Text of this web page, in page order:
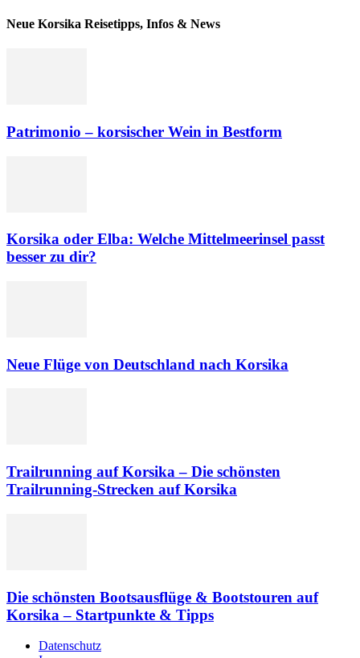
Neue Korsika Reisetipps, Infos & News
Patrimonio – korsischer Wein in Bestform
Korsika oder Elba: Welche Mittelmeerinsel passt
besser zu dir?
Neue Flüge von Deutschland nach Korsika
Trailrunning auf Korsika – Die schönsten
Trailrunning-Strecken auf Korsika
Die schönsten Bootsausflüge & Bootstouren auf
Korsika – Startpunkte & Tipps
Datenschutz